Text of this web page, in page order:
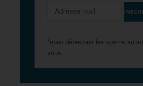
*nous détestons les spams
vous